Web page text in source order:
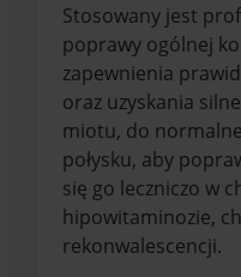
Stosowany jest
poprawy ogólnej
zapewnienia
oraz uzyskania
miotu, do
połysku, aby
się go leczniczo w
hipowitaminozie,
rekonwalescencji.